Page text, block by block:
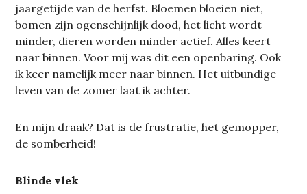
jaargetijde van de herfst. Bloemen bloeien niet,
bomen zijn ogenschijnlijk dood, het licht wordt
minder, dieren worden minder actief. Alles keert
naar binnen. Voor mij was dit een openbaring. Ook
ik keer namelijk meer naar binnen. Het uitbundige
leven van de zomer laat ik achter.
En mijn draak? Dat is de frustratie, het gemopper,
de somberheid!
Blinde vlek